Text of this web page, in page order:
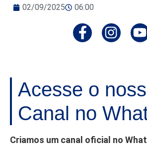
02/09/2025 06:00
Acesse o
Canal no
Criamos um canal oficial no